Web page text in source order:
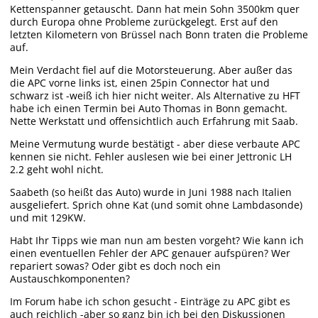
Kettenspanner getauscht. Dann hat mein Sohn 3500km quer
durch Europa ohne Probleme zurückgelegt. Erst auf den
letzten Kilometern von Brüssel nach Bonn traten die Probleme
auf.
Mein Verdacht fiel auf die Motorsteuerung. Aber außer das
die APC vorne links ist, einen 25pin Connector hat und
schwarz ist -weiß ich hier nicht weiter. Als Alternative zu HFT
habe ich einen Termin bei Auto Thomas in Bonn gemacht.
Nette Werkstatt und offensichtlich auch Erfahrung mit Saab.
Meine Vermutung wurde bestätigt - aber diese verbaute APC
kennen sie nicht. Fehler auslesen wie bei einer Jettronic LH
2.2 geht wohl nicht.
Saabeth (so heißt das Auto) wurde in Juni 1988 nach Italien
ausgeliefert. Sprich ohne Kat (und somit ohne Lambdasonde)
und mit 129KW.
Habt Ihr Tipps wie man nun am besten vorgeht? Wie kann ich
einen eventuellen Fehler der APC genauer aufspüren? Wer
repariert sowas? Oder gibt es doch noch ein
Austauschkomponenten?
Im Forum habe ich schon gesucht - Einträge zu APC gibt es
auch reichlich -aber so ganz bin ich bei den Diskussionen